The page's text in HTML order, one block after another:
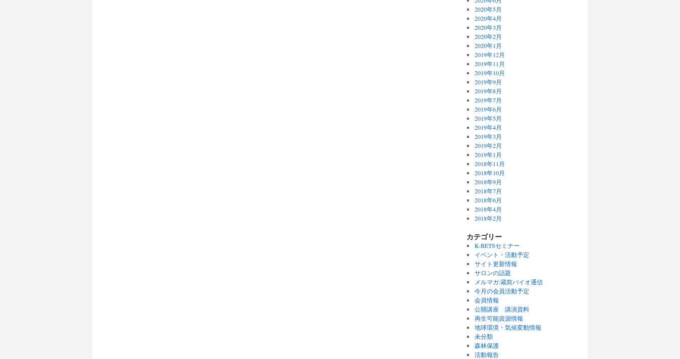
2020年5月
2020年4月
2020年3月
2020年2月
2020年1月
2019年12月
2019年11月
2019年10月
2019年9月
2019年8月
2019年7月
2019年6月
2019年5月
2019年4月
2019年3月
2019年2月
2019年1月
2018年11月
2018年10月
2018年9月
2018年7月
2018年6月
2018年4月
2018年2月
カテゴリー
K-BETSセミナー
イベント・活動予定
サイト更新情報
サロンの話題
メルマガ:蔵前バイオ通信
今月の会員活動予定
会員情報
公開講座 講演資料
再生可能資源情報
地球環境・気候変動情報
未分類
森林保護
活動報告